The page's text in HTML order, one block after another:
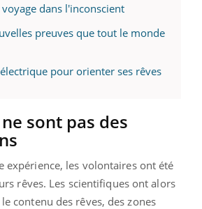
dans l'inconscient
preuves que tout le monde
pour orienter ses rêves
sont pas des
expérience, les volontaires ont été
rêves. Les scientifiques ont alors
contenu des rêves, des zones